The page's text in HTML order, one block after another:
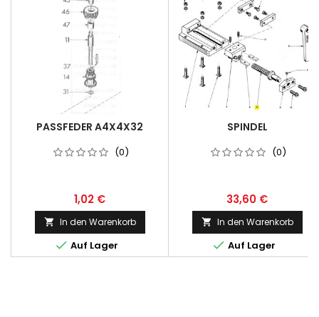
PASSFEDER A4X4X32
(0)
1,02 €
 In den Warenkorb
 Auf Lager
SPINDEL
(0)
33,60 €
 In den Warenkorb
 Auf Lager